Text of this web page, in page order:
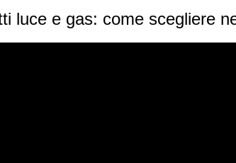
luce e gas: come scegliere